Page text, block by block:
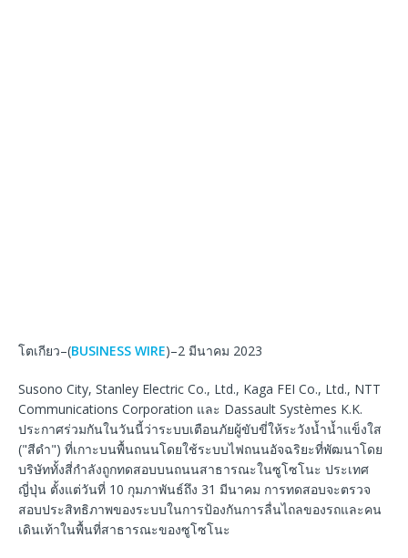
โตเกียว–(BUSINESS WIRE)–2 มีนาคม 2023
Susono City, Stanley Electric Co., Ltd., Kaga FEI Co., Ltd., NTT
Communications Corporation และ Dassault Systèmes K.K.
ประกาศร่วมกันในวันนี้ว่าระบบเตือนภัยผู้ขับขี่ให้ระวังน้ำน้ำแข็งใส
("สีดำ") ที่เกาะบนพื้นถนนโดยใช้ระบบไฟถนนอัจฉริยะที่พัฒนาโดย
บริษัททั้งสี่กำลังถูกทดสอบบนถนนสาธารณะในซูโซโนะ ประเทศ
ญี่ปุ่น ตั้งแต่วันที่ 10 กุมภาพันธ์ถึง 31 มีนาคม การทดสอบจะตรวจ
สอบประสิทธิภาพของระบบในการป้องกันการลื่นไถลของรถและคน
เดินเท้าในพื้นที่สาธารณะของซูโซโนะ